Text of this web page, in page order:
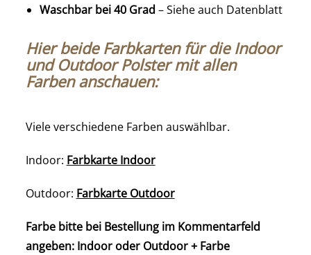
Waschbar bei 40 Grad – Siehe auch Datenblatt
Hier beide Farbkarten für die Indoor
und Outdoor Polster mit allen
Farben anschauen:
Viele verschiedene Farben auswählbar.
Indoor: Farbkarte Indoor
Outdoor: Farbkarte Outdoor
Farbe bitte bei Bestellung im Kommentarfeld
angeben: Indoor oder Outdoor + Farbe